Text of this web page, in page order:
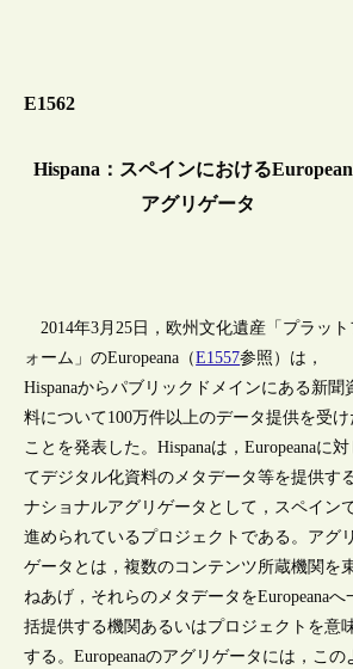
E1562
Hispana：スペインにおける
アグリゲータ
2014年3月25日，欧州文化遺産「プラット
ォーム」のEuropeana（E1557参照）は，
Hispanaからパブリックドメインにある新聞
料について100万件以上のデータ提供を受け
ことを発表した。Hispanaは，Europeanaに対
てデジタル化資料のメタデータ等を提供す
ナショナルアグリゲータとして，スペイン
進められているプロジェクトである。アグリ
ゲータとは，複数のコンテンツ所蔵機関を
ねあげ，それらのメタデータをEuropeanaへ
括提供する機関あるいはプロジェクトを意
する。Europeanaのアグリゲータには，この